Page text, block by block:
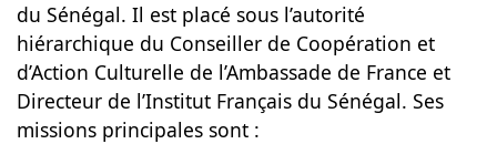
du Sénégal. Il est placé sous l’autorité
hiérarchique du Conseiller de Coopération et
d’Action Culturelle de l’Ambassade de France et
Directeur de l’Institut Français du Sénégal. Ses
missions principales sont :